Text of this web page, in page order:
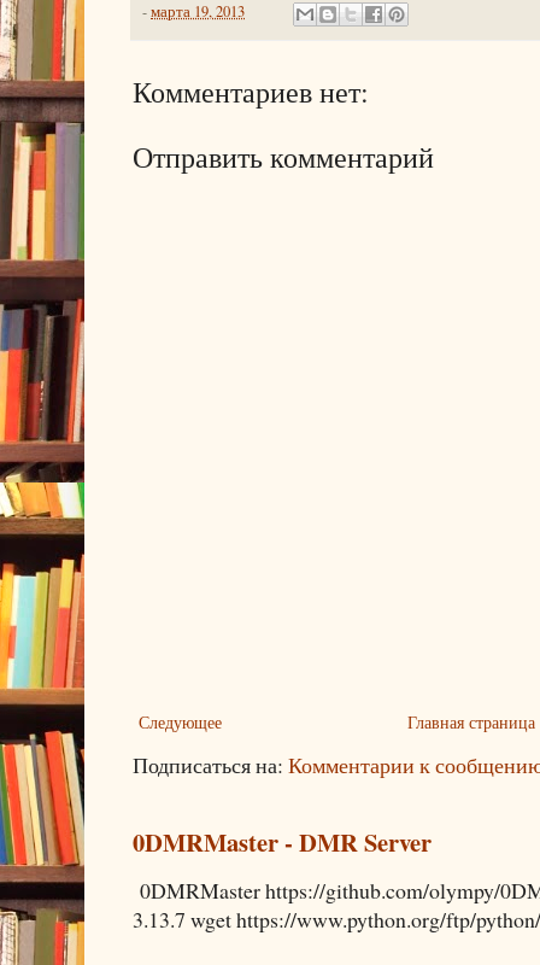
-марта 19, 2013
Комментариев нет:
Отправить комментарий
Следующее Главная страница
Подписаться на: Комментарии к
0DMRMaster - DMR Server
0DMRMaster https://github.com/olympy/
3.13.7 wget https://www.python.org/ftp/